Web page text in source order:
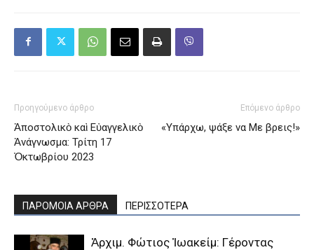
Προηγούμενο άρθρο
Ἀποστολικὸ καὶ Εὐαγγελικὸ
Ἀνάγνωσμα: Τρίτη 17
Ὀκτωβρίου 2023
Επόμενο άρθρο
«Υπάρχω, ψάξε να Με βρεις!»
ΠΑΡΟΜΟΙΑ ΑΡΘΡΑ ΠΕΡΙΣΣΟΤΕΡΑ
Ἀρχιμ. Φώτιος Ἰωακείμ: Γέροντας